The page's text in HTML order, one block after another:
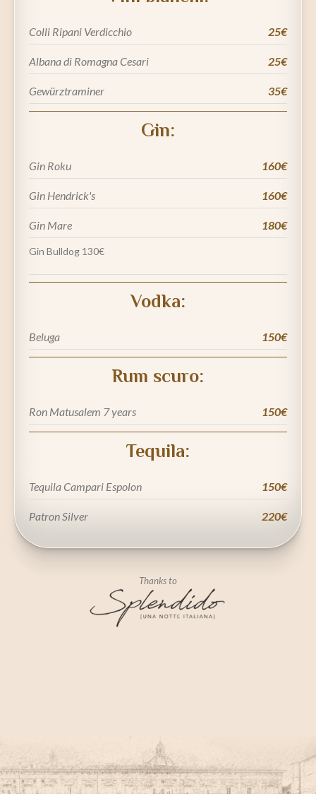
Colli Ripani Verdicchio 25€
Albana di Romagna Cesari 25€
Gewürztraminer 35€
Gin:
Gin Roku 160€
Gin Hendrick's 160€
Gin Mare 180€
Gin Bulldog 130€
Vodka:
Beluga 150€
Rum scuro:
Ron Matusalem 7 years 150€
Tequila:
Tequila Campari Espolon 150€
Patron Silver 220€
Thanks to